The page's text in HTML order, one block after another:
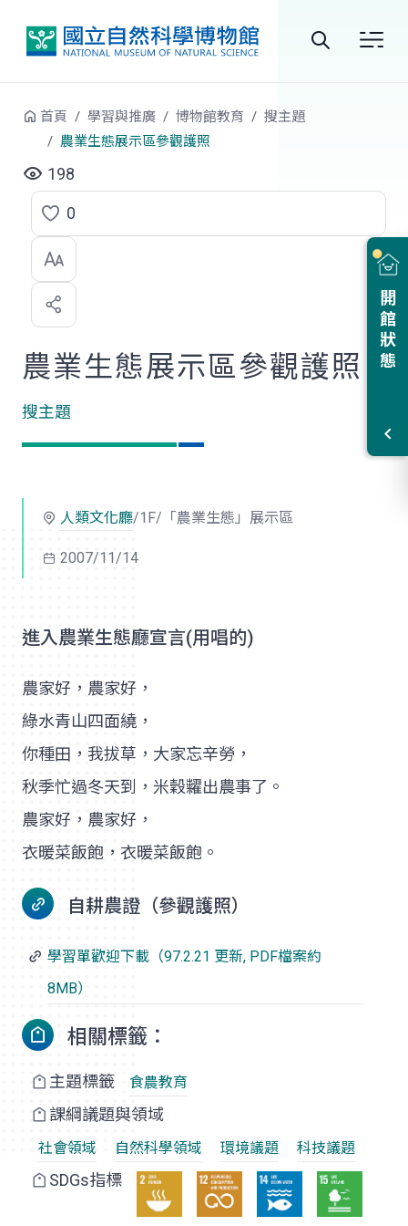
開館狀態
首頁 學習與推廣 博物館教育
搜主題
農業生態展示區參觀護照
198
點
選
喜
歡
0
農業生態展示區參觀護照
搜主題
人類文化廳/1F/「農業生態」展示區
2007/11/14
進入農業生態廳宣言(用唱的)
農家好，農家好，
綠水青山四面繞，
你種田，我拔草，大家忘辛勞，
秋季忙過冬天到，米穀糶出農事了。
農家好，農家好，
衣暖菜飯飽，衣暖菜飯飽。
自耕農證（參觀護照）
學習單歡迎下載（97.2.21 更新, PDF檔案約
8MB）
相關標籤：
主題標籤 食農教育
課綱議題與領域
社會領域 自然科學領域 環境議題 科技議題
SDGs指標